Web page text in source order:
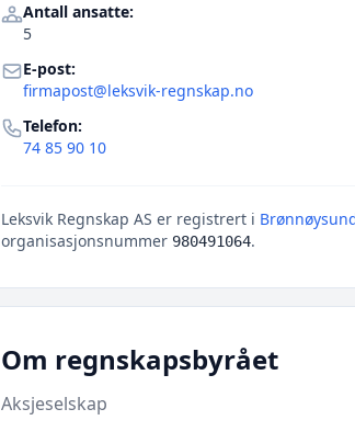
Antall ansatte:
5
E-post:
firmapost@leksvik-regnskap.no
Telefon:
74 85 90 10
Leksvik Regnskap AS er registrert i
organisasjonsnummer 980491064.
Om regnskapsbyrået
Aksjeselskap